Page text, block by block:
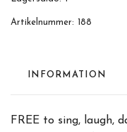
Artikelnummer: 188
INFORMATION
FREE to sing, laugh,